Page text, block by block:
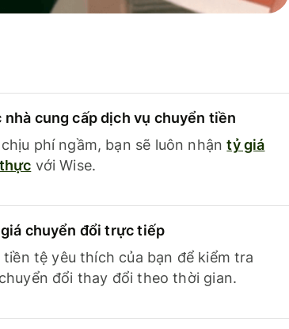
nhà cung cấp dịch vụ chuyển tiền
phí ngầm, bạn sẽ luôn nhậntỷ giá
với Wise.
chuyển đổi trực tiếp
tiền tệ yêu thích của bạn để kiểm tra
đổi thay đổi theo thời gian.